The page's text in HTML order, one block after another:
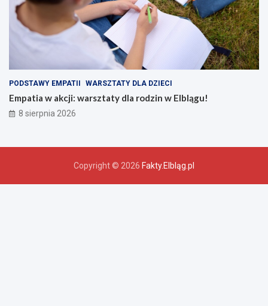
PODSTAWY EMPATII WARSZTATY DLA DZIECI
Empatia w akcji: warsztaty dla rodzin w Elblągu!
8 sierpnia 2026
Copyright © 2026 Fakty.Elbląg.pl